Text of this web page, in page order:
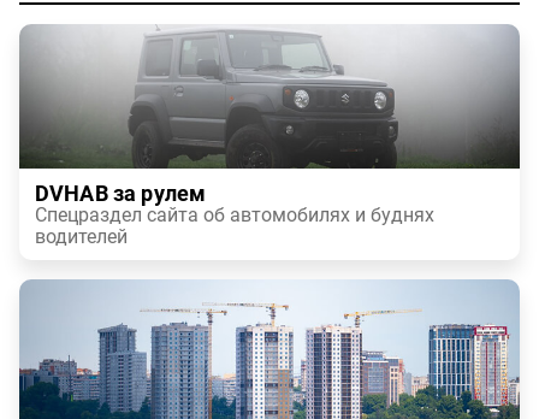
DVHAB за рулем
Спецраздел сайта об автомобилях и буднях
водителей